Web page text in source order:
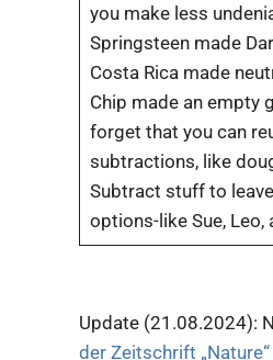
you make less
Springsteen made
Costa Rica made
Chip made an empty
forget that you can
subtractions, like
Subtract stuff to
options-like Sue, Leo,
Update (21.08.2024):
der Zeitschrift „Nature“